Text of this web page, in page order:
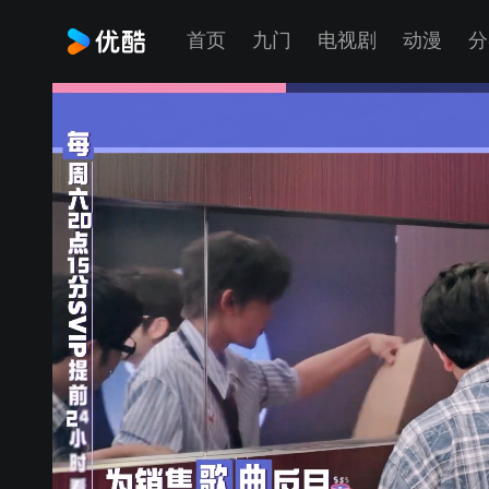
首页 九门 电视剧 动漫